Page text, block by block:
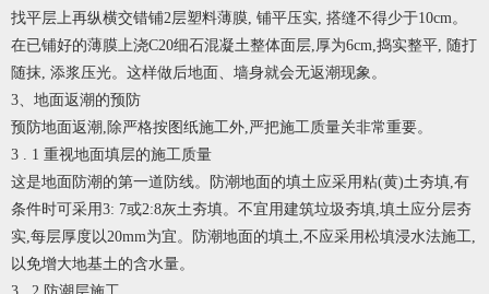
找平层上再纵横交错铺2层塑料薄膜, 铺平压实, 搭缝不得少于10cm。
在已铺好的薄膜上浇C20细石混凝土整体面层,厚为6cm,捣实整平, 随打
随抹, 添浆压光。这样做后地面、墙身就会无返潮现象。
3、地面返潮的预防
预防地面返潮,除严格按图纸施工外,严把施工质量关非常重要。
3 . 1 重视地面填层的施工质量
这是地面防潮的第一道防线。防潮地面的填土应采用粘(黄)土夯填,有
条件时可采用3: 7或2:8灰土夯填。不宜用建筑垃圾夯填,填土应分层夯
实,每层厚度以20mm为宜。防潮地面的填土,不应采用松填浸水法施工,
以免增大地基土的含水量。